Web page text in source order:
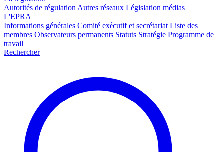
Autorités de régulation Autres réseaux Législation médias
L'EPRA
Informations générales Comité exécutif et secrétariat Liste des
membres Observateurs permanents Statuts Stratégie Programme de
travail
Rechercher